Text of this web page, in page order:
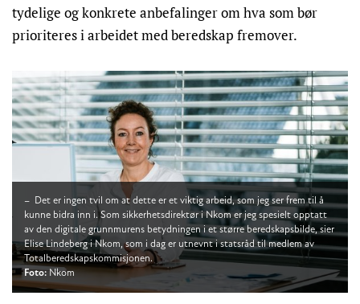
tydelige og konkrete anbefalinger om hva som bør
prioriteres i arbeidet med beredskap fremover.
– Det er ingen tvil om at dette er et viktig arbeid, som jeg ser frem til å
kunne bidra inn i. Som sikkerhetsdirektør i Nkom er jeg spesielt opptatt
av den digitale grunnmurens betydningen i et større beredskapsbilde, sier
Elise Lindeberg i Nkom, som i dag er utnevnt i statsråd til medlem av
Totalberedskapskommisjonen.
Foto: Nkom